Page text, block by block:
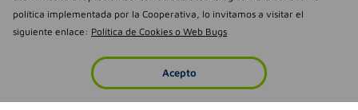
política implementada por la Cooperativa, lo invitamos a visitar el
siguiente enlace: Política de Cookies o Web Bugs
Acepto
Imperdibles Favoritos
Déjanos tu
opinión
NOSOTROS
Empowered by
Todos los derechos reservados Farmaexpress 2025